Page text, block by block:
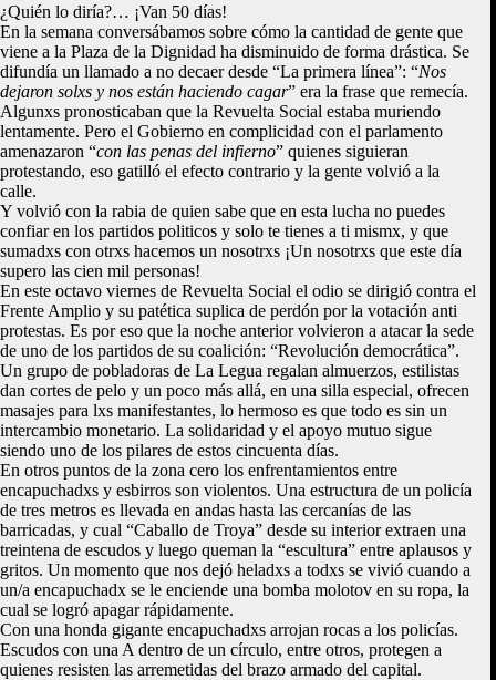
¿Quién lo diría?… ¡Van 50 días!
En la semana conversábamos sobre cómo la cantidad de gente que
viene a la Plaza de la Dignidad ha disminuido de forma drástica. Se
difundía un llamado a no decaer desde “La primera línea”: “Nos
dejaron solxs y nos están haciendo cagar” era la frase que remecía.
Algunxs pronosticaban que la Revuelta Social estaba muriendo
lentamente. Pero el Gobierno en complicidad con el parlamento
amenazaron “con las penas del infierno” quienes siguieran
protestando, eso gatilló el efecto contrario y la gente volvió a la
calle.
Y volvió con la rabia de quien sabe que en esta lucha no puedes
confiar en los partidos politicos y solo te tienes a ti mismx, y que
sumadxs con otrxs hacemos un nosotrxs ¡Un nosotrxs que este día
supero las cien mil personas!
En este octavo viernes de Revuelta Social el odio se dirigió contra el
Frente Amplio y su patética suplica de perdón por la votación anti
protestas. Es por eso que la noche anterior volvieron a atacar la sede
de uno de los partidos de su coalición: “Revolución democrática”.
Un grupo de pobladoras de La Legua regalan almuerzos, estilistas
dan cortes de pelo y un poco más allá, en una silla especial, ofrecen
masajes para lxs manifestantes, lo hermoso es que todo es sin un
intercambio monetario. La solidaridad y el apoyo mutuo sigue
siendo uno de los pilares de estos cincuenta días.
En otros puntos de la zona cero los enfrentamientos entre
encapuchadxs y esbirros son violentos. Una estructura de un policía
de tres metros es llevada en andas hasta las cercanías de las
barricadas, y cual “Caballo de Troya” desde su interior extraen una
treintena de escudos y luego queman la “escultura” entre aplausos y
gritos. Un momento que nos dejó heladxs a todxs se vivió cuando a
un/a encapuchadx se le enciende una bomba molotov en su ropa, la
cual se logró apagar rápidamente.
Con una honda gigante encapuchadxs arrojan rocas a los policías.
Escudos con una A dentro de un círculo, entre otros, protegen a
quienes resisten las arremetidas del brazo armado del capital.